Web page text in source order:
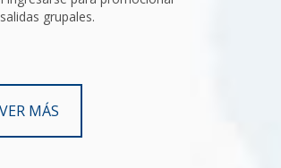
grupales.
VER MÁS